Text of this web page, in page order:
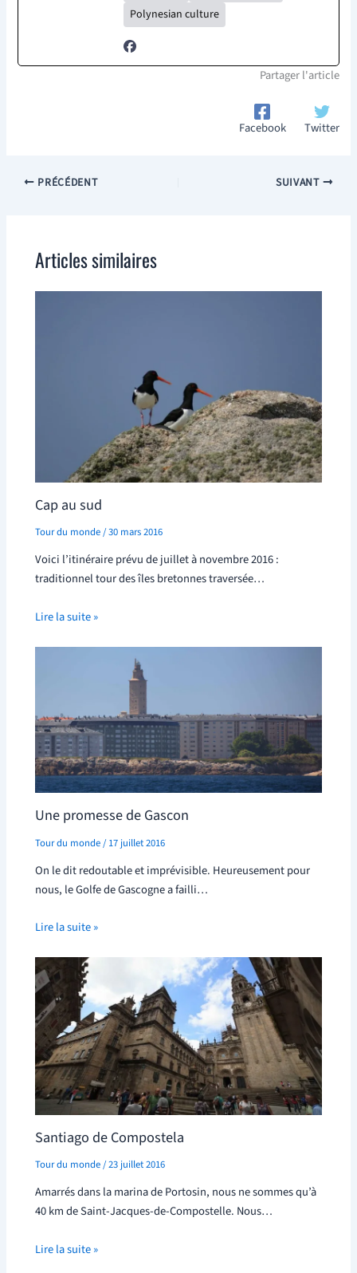
Polynesian culture
Partager l'article
Facebook Twitter
PRÉCÉDENT SUIVANT
Articles similaires
Cap au sud
Tour du monde/30 mars 2016
Voici l’itinéraire prévu de juillet à novembre 2016 :
traditionnel tour des îles bretonnes traversée…
Lire la suite »
Une promesse de Gascon
Tour du monde/17 juillet 2016
On le dit redoutable et imprévisible. Heureusement pour
nous, le Golfe de Gascogne a failli…
Lire la suite »
Santiago de Compostela
Tour du monde/23 juillet 2016
Amarrés dans la marina de Portosin, nous ne sommes qu’à
40 km de Saint-Jacques-de-Compostelle. Nous…
Lire la suite »